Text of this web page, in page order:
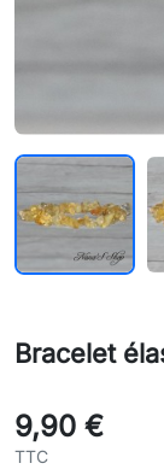
Bracelet
9,90 €
TTC